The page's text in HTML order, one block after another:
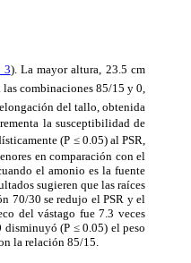
3). La mayor altura, 23.5 cm
las combinaciones 85/15 y 0,
del tallo, obtenida
la susceptibilidad de
(P ≤ 0.05) al PSR,
en comparación con el
el amonio es la fuente
sugieren que las raíces
70/30 se redujo el PSR y el
del vástago fue 7.3 veces
(P ≤ 0.05) el peso
la relación 85/15.